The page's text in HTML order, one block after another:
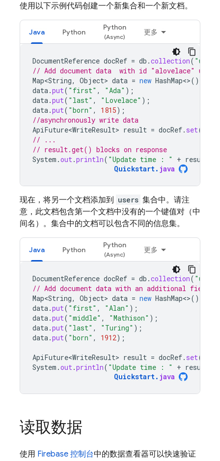
使用以下示例代码创建一个新集合和一个新文档。
Java Python
Python
更多
DocumentReference docRef = db .collection(
// Add document data  with id "alovelace" using
Map<String, Object> data = new HashMap<>();
data.put( "first" , "Ada" );
data.put( "last" , "Lovelace" );
data.put( "born" , 1815);
//asynchronously write data
ApiFuture<WriteResult> result = docRef. set(
// ...
// result.get() blocks on response
System .out.println( "Update time : " + result
Quickstart. java
现在，将另一个文档添加到 users 集合中。请注
意，此文档包含第一个文档中没有的一个键值对（中
间名）。集合中的文档可以包含不同的信息集。
Java Python
Python
更多
DocumentReference docRef = db .collection(
// Add document data with an additional field
Map<String, Object> data = new HashMap<>();
data.put( "first" , "Alan" );
data.put( "middle" , "Mathison" );
data.put( "last" , "Turing" );
data.put( "born" , 1912);
ApiFuture<WriteResult> result = docRef. set(
System .out.println( "Update time : " + result
Quickstart. java
读取数据
使用 Firebase 控制台中的数据查看器可以快速验证